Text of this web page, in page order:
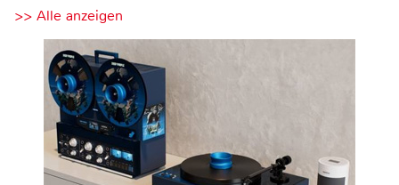
>> Alle anzeigen